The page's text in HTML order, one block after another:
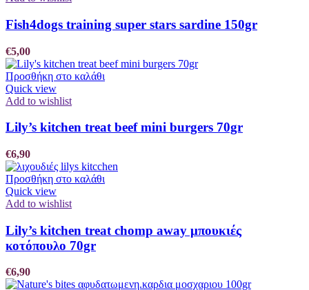
Fish4dogs training super stars sardine 150gr
€5,00
Προσθήκη στο καλάθι
Quick view
Add to wishlist
Lily’s kitchen treat beef mini burgers 70gr
€6,90
Προσθήκη στο καλάθι
Quick view
Add to wishlist
Lily’s kitchen treat chomp away μπουκιές
κοτόπουλο 70gr
€6,90